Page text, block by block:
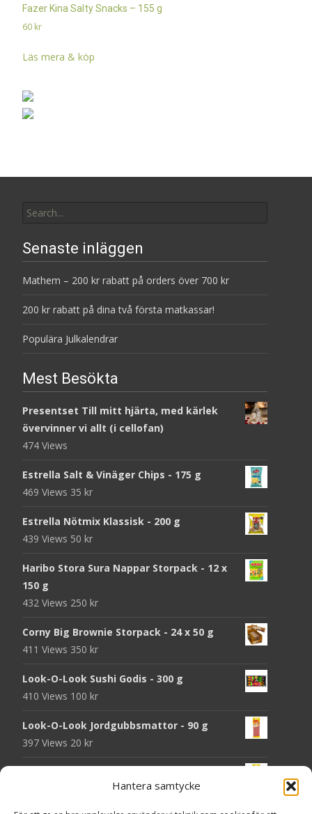
Hantera samtycke
Fazer Kina Salty Snacks – 155 g
60 kr
Läs mera & köp
for:
Senaste inläggen
Mathem – 200 kr rabatt på orders över 700 kr
200 kr rabatt på dina två första matkassar!
Populära Julkalendrar
Mest Besökta
Presentset Till mitt hjärta, med kärlek
övervinner vi allt (i cellofan)
474 Views
Estrella Salt & Vinäger Chips - 175 g
469 Views 35 kr
Estrella Nötmix Klassisk - 200 g
439 Views 50 kr
Haribo Stora Sura Nappar Storpack - 12 x
150 g
432 Views 250 kr
Corny Big Brownie Storpack - 24 x 50 g
411 Views 350 kr
Look-O-Look Sushi Godis - 300 g
410 Views 100 kr
Look-O-Look Jordgubbsmattor - 90 g
397 Views 20 kr